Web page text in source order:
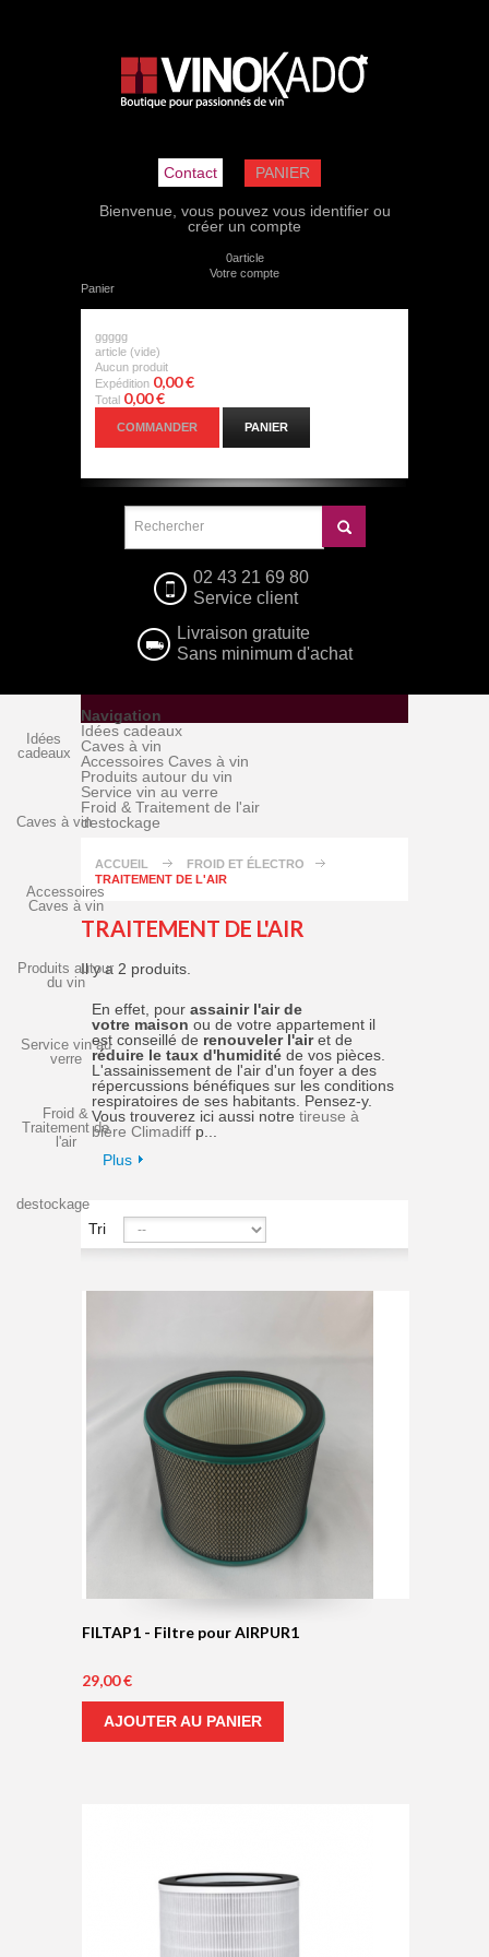
Contact PANIER
Bienvenue, vous pouvez vous identifier ou
créer un compte
0article
Votre compte
Panier
ggggg
article (vide)
Aucun produit
Expédition 0,00 €
Total 0,00 €
COMMANDER PANIER
02 43 21 69 80
Service client
Livraison gratuite
Sans minimum d'achat
Idées
cadeaux
Caves à vin
Accessoires
Caves à vin
Produits autour
du vin
Service vin au
verre
Froid &
Traitement de
l'air
destockage
Navigation
Idées cadeaux
Caves à vin
Accessoires Caves à vin
Produits autour du vin
Service vin au verre
Froid & Traitement de l'air
destockage
ACCUEIL
FROID ET ÉLECTRO
TRAITEMENT DE L'AIR
TRAITEMENT DE L'AIR
Il y a 2 produits.
En effet, pour assainir l'air de
votre maison ou de votre appartement il
est conseillé de renouveler l'airet de
réduire le taux d'humidité de vos pièces.
L'assainissement de l'air d'un foyer a des
répercussions bénéfiques sur les conditions
respiratoires de ses habitants. Pensez-y.
Vous trouverez ici aussi notre tireuse à
bière Climadiff p...
Plus
Tri
FILTAP1 - Filtre pour AIRPUR1
29,00 €
AJOUTER AU PANIER